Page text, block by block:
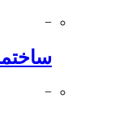
−
−